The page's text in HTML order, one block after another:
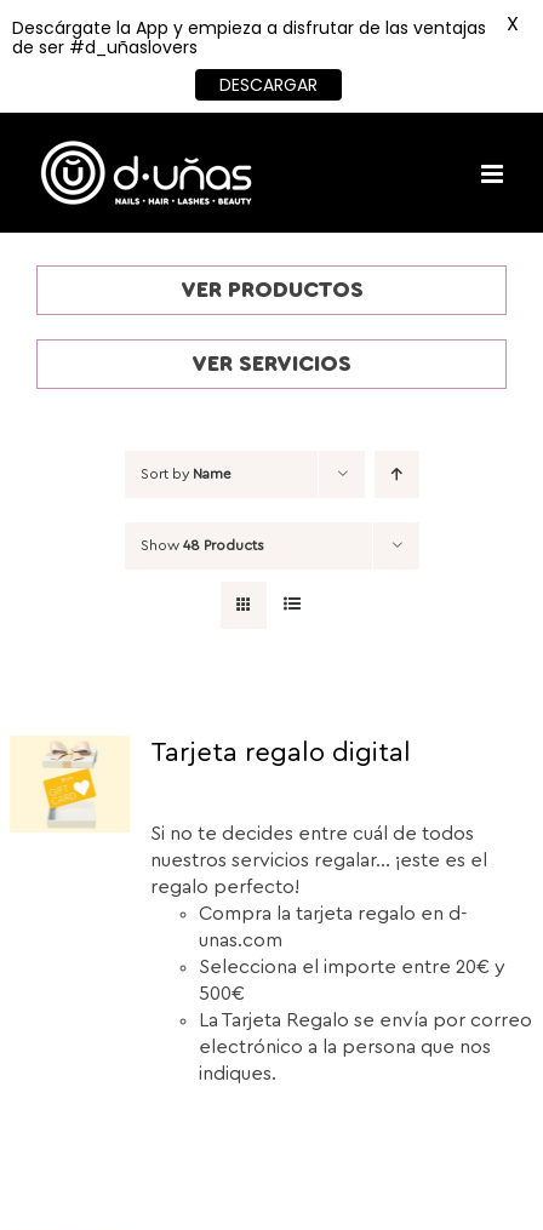
content
VER PRODUCTOS
VER SERVICIOS
Sort by Name
Show 48 Products
Tarjeta regalo digital
Si no te decides entre cuál de todos
nuestros servicios regalar... ¡este es el
regalo perfecto!
Compra la tarjeta regalo en d-
unas.com
Selecciona el importe entre 20€ y
500€
La Tarjeta Regalo se envía por correo
electrónico a la persona que nos
indiques.
Descárgate la App y empieza a disfrutar de las ventajas
de ser #d_uñaslovers
DESCARGAR
X